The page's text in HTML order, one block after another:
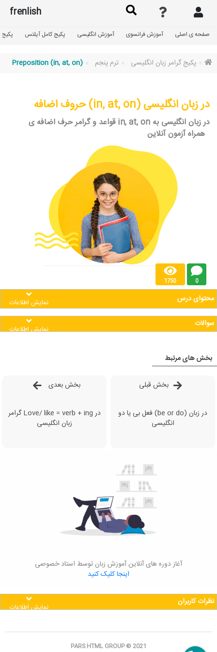
frenlish
صفحه ی اصلی آموزش فرانسوی آموزش انگلیسی پکیج کامل آیلتس پکیج
پکیج گرامر زبان انگلیسی ترم پنجم (Preposition (in, at, on
حروف اضافه (in, at, on) در زبان انگلیسی
قواعد و گرامر حرف اضافه ی in, at, on در زبان انگلیسی به
همراه آزمون آنلاین
1750 0
محتوای درس نمایش اطلاعات
سوالات نمایش اطلاعات
بخش های مرتبط
بخش قبلی
فعل بی یا دو (be or do) در زبان
انگلیسی
بخش بعدی
گرامر Love/ like = verb + ing در
زبان انگلیسی
آغاز دوره های آنلاین آموزش زبان توسط استاد خصوصی
اینجا کلیک کنید
نظرات کاربران نمایش اطلاعات
PARS HTML GROUP © 2021